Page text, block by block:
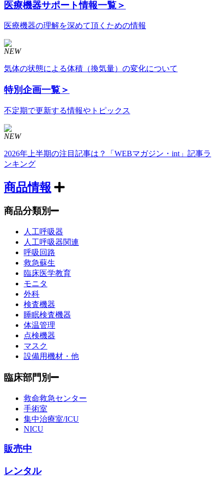
医療機器サポート情報一覧＞
医療機器の理解を深めて頂くための情報
NEW
気体の状態による体積（換気量）の変化について
特別企画一覧＞
不定期で更新する情報やトピックス
NEW
2026年上半期の注目記事は？「WEBマガジン・int」記事ラ
ンキング
商品情報
商品分類別
人工呼吸器
人工呼吸器関連
呼吸回路
救急蘇生
臨床医学教育
モニタ
外科
検査機器
睡眠検査機器
体温管理
点検機器
マスク
設備用機材・他
臨床部門別
救命救急センター
手術室
集中治療室/ICU
NICU
販売中
レンタル